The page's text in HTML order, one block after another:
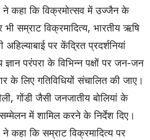
ने कहा कि विक्रमोत्सव में उज्जैन के
सम्राट विक्रमादित्य, भारतीय ऋषि
अहिल्याबाई पर केंद्रित प्रदर्शनियां
ज्ञान परंपरा के विभिन्न पक्षों पर जन-जन
के लिए गतिविधियों संचालित की जाए।
गोंडी जैसी जनजातीय बोलियां के
में शामिल करने के निर्देश दिए।
कहा कि सम्राट विक्रमादित्य पर